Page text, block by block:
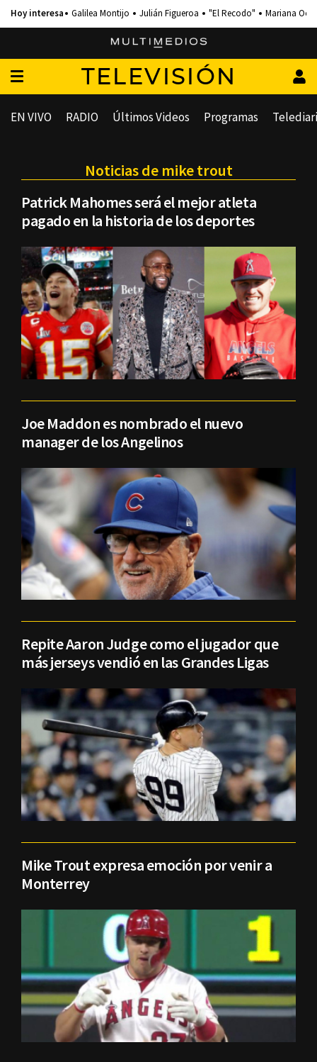
Galilea Montijo Julián Figueroa "El Recodo" Mariana
TELEVISIÓN
EN VIVO RADIO Últimos Videos Programas
Noticias de mike trout
Patrick Mahomes será el mejor atleta
pagado en la historia de los deportes
Joe Maddon es nombrado el nuevo
manager de los Angelinos
Repite Aaron Judge como el jugador que
más jerseys vendió en las Grandes Ligas
Mike Trout expresa emoción por venir a
Monterrey